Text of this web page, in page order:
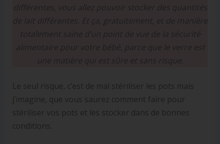
différentes, vous allez pouvoir stocker des quantités
de lait différentes. Et ça, gratuitement, et de manière
totalement saine d’un point de vue de la sécurité
alimentaire pour votre bébé, parce que le verre est
une matière qui est sûre et sans risque.
Le seul risque, c’est de mal stériliser les pots mais
j’imagine, que vous saurez comment faire pour
stériliser vos pots et les stocker dans de bonnes
conditions.